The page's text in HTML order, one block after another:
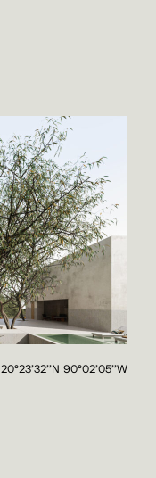
20°23'32''N 90°02'05''W